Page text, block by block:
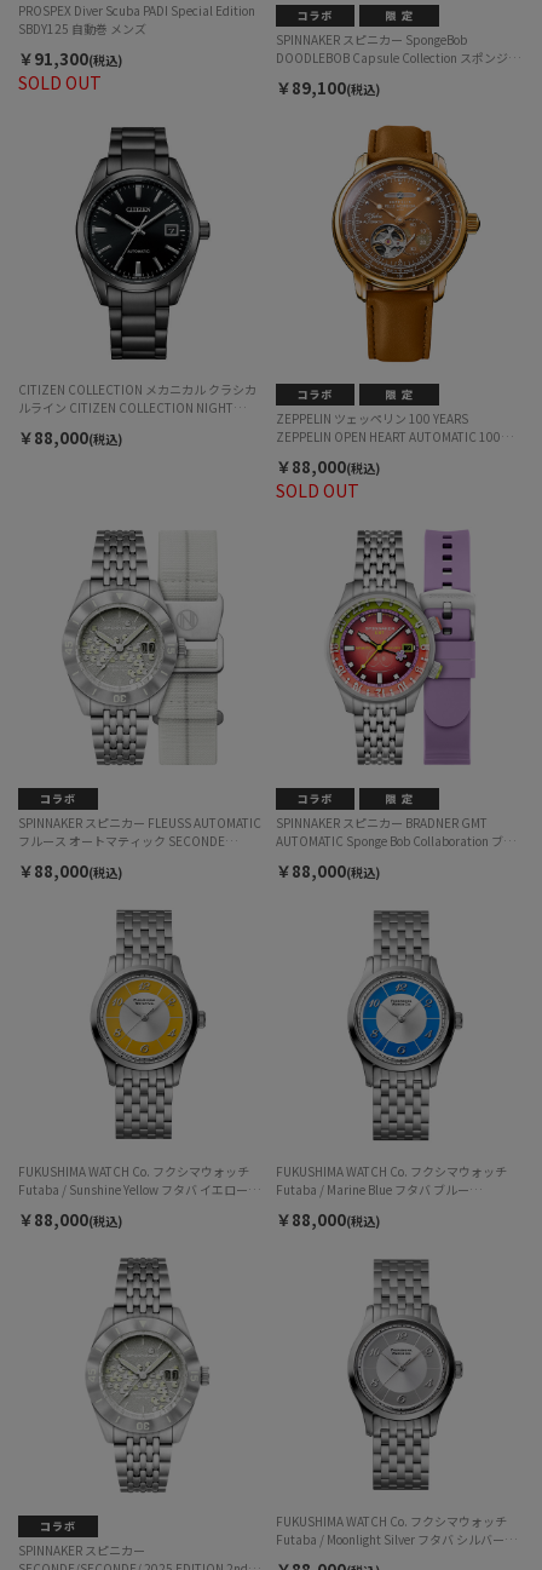
SOLD OUT
PROSPEX Diver Scuba PADI Special Edition
SBDY125 自動巻 メンズ
￥91,300(税込)
SPINNAKER スピニカー SpongeBob
DOODLEBOB Capsule Collection スポンジボ
SP-5175-11 自動巻 メンズ
￥89,100(税込)
CITIZEN COLLECTION メカニカル クラシカ
ルライン CITIZEN COLLECTION NIGHT
￥88,000(税込)
SOLD OUT
ZEPPELIN ツェッペリン 100 YEARS
ZEPPELIN OPEN HEART AUTOMATIC 100周
ック PELLE MORBIDA COLLABORATION ペッ
レ モルビダ コラボレーション 7662-9 自動巻
￥88,000(税込)
SPINNAKER スピニカー FLEUSS AUTOMATIC
フルース オートマティック SECONDE
SP-5170-11B 自動巻 メンズ
￥88,000(税込)
SPINNAKER スピニカー BRADNER GMT
AUTOMATIC Sponge Bob Collaboration ブラ
ブ コラボレーション パトリック チックタッ
￥88,000(税込)
FUKUSHIMA WATCH Co. フクシマウォッチ
Futaba / Sunshine Yellow フタバ イエロー
￥88,000(税込)
FUKUSHIMA WATCH Co. フクシマウォッチ
Futaba / Marine Blue フタバ ブルー
￥88,000(税込)
SPINNAKER スピニカー
FUKUSHIMA WATCH Co. フクシマウォッチ
Futaba / Moonlight Silver フタバ シルバー